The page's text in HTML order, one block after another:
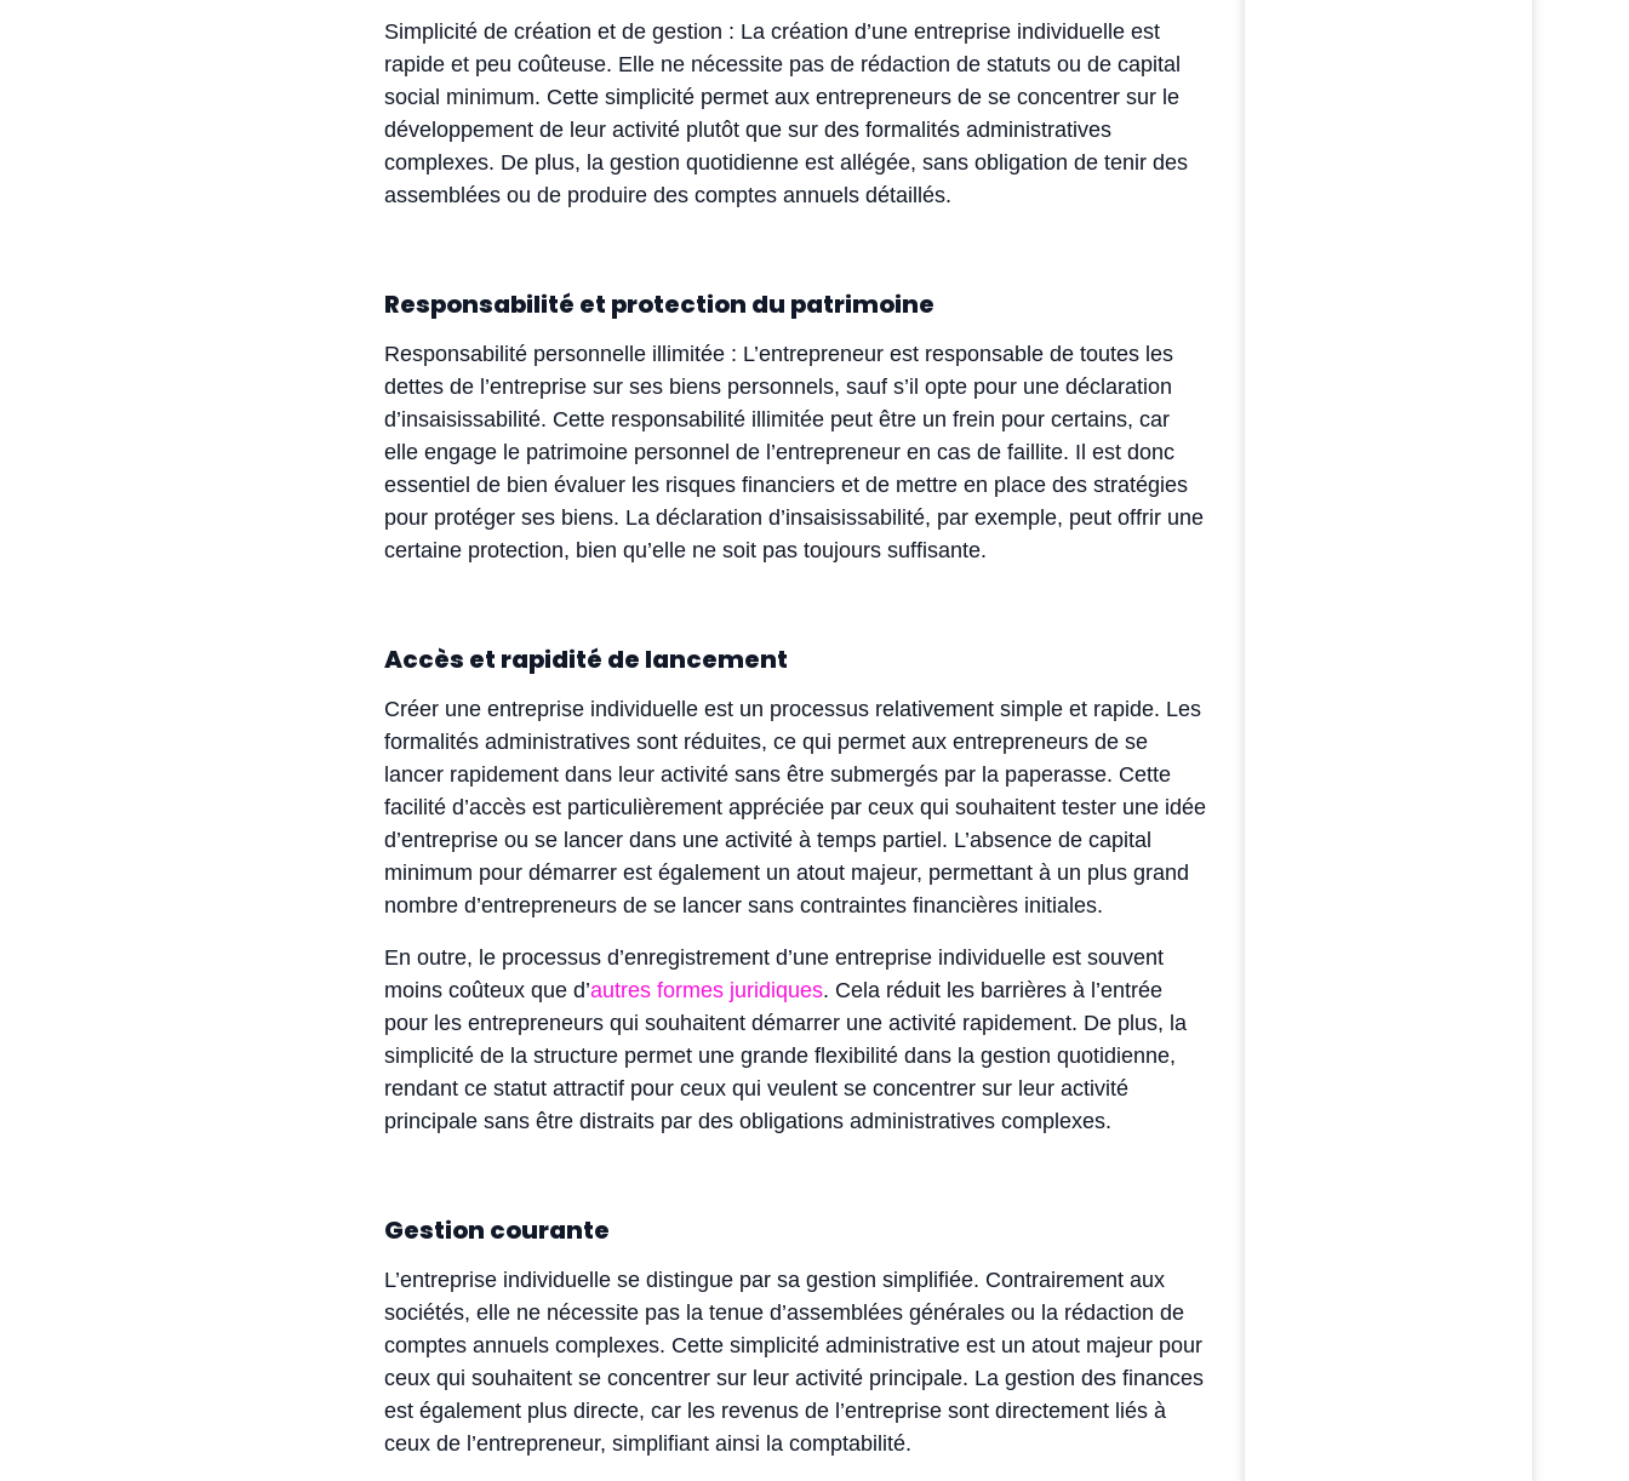
Simplicité de création et de gestion : La création d’une entreprise individuelle est
rapide et peu coûteuse. Elle ne nécessite pas de rédaction de statuts ou de capital
social minimum. Cette simplicité permet aux entrepreneurs de se concentrer sur le
développement de leur activité plutôt que sur des formalités administratives
complexes. De plus, la gestion quotidienne est allégée, sans obligation de tenir des
assemblées ou de produire des comptes annuels détaillés.
Responsabilité et protection du patrimoine
Responsabilité personnelle illimitée : L’entrepreneur est responsable de toutes les
dettes de l’entreprise sur ses biens personnels, sauf s’il opte pour une déclaration
d’insaisissabilité. Cette responsabilité illimitée peut être un frein pour certains, car
elle engage le patrimoine personnel de l’entrepreneur en cas de faillite. Il est donc
essentiel de bien évaluer les risques financiers et de mettre en place des stratégies
pour protéger ses biens. La déclaration d’insaisissabilité, par exemple, peut offrir une
certaine protection, bien qu’elle ne soit pas toujours suffisante.
Accès et rapidité de lancement
Créer une entreprise individuelle est un processus relativement simple et rapide. Les
formalités administratives sont réduites, ce qui permet aux entrepreneurs de se
lancer rapidement dans leur activité sans être submergés par la paperasse. Cette
facilité d’accès est particulièrement appréciée par ceux qui souhaitent tester une idée
d’entreprise ou se lancer dans une activité à temps partiel. L’absence de capital
minimum pour démarrer est également un atout majeur, permettant à un plus grand
nombre d’entrepreneurs de se lancer sans contraintes financières initiales.
En outre, le processus d’enregistrement d’une entreprise individuelle est souvent
moins coûteux que d’autres formes juridiques. Cela réduit les barrières à l’entrée
pour les entrepreneurs qui souhaitent démarrer une activité rapidement. De plus, la
simplicité de la structure permet une grande flexibilité dans la gestion quotidienne,
rendant ce statut attractif pour ceux qui veulent se concentrer sur leur activité
principale sans être distraits par des obligations administratives complexes.
Gestion courante
L’entreprise individuelle se distingue par sa gestion simplifiée. Contrairement aux
sociétés, elle ne nécessite pas la tenue d’assemblées générales ou la rédaction de
comptes annuels complexes. Cette simplicité administrative est un atout majeur pour
ceux qui souhaitent se concentrer sur leur activité principale. La gestion des finances
est également plus directe, car les revenus de l’entreprise sont directement liés à
ceux de l’entrepreneur, simplifiant ainsi la comptabilité.